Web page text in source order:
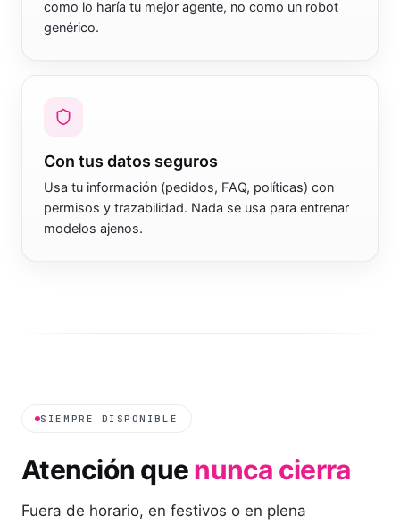
Definimos qué puede decir y cómo. Responde
como lo haría tu mejor agente, no como un robot
Con tus datos seguros
Usa tu información (pedidos, FAQ, políticas) con
permisos y trazabilidad. Nada se usa para entrenar
Atención que